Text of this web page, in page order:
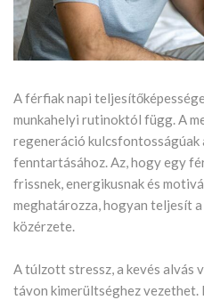
A férfiak napi
munkahelyi rutinoktól függ. A
regeneráció
fenntartásához. Az, hogy egy
frissnek, energikusnak és
meghatározza, hogyan teljesít a
közérzete.
A túlzott stressz, a kevés alvás
távon kimerültséghez vezethet.